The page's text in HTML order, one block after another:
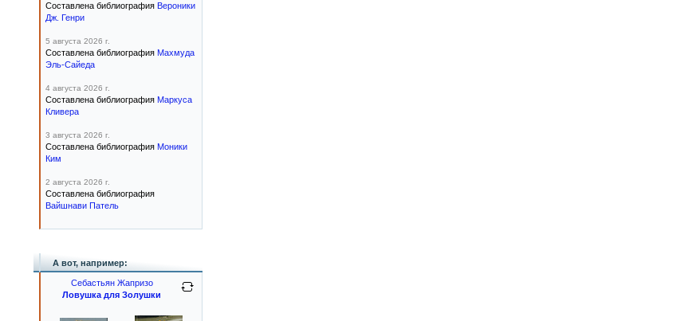
Составлена библиография Вероники
Дж. Генри
5 августа 2026 г.
Составлена библиография Махмуда
Эль-Сайеда
4 августа 2026 г.
Составлена библиография Маркуса
Кливера
3 августа 2026 г.
Составлена библиография Моники
Ким
2 августа 2026 г.
Составлена библиография
Вайшнави Патель
А вот, например:
Себастьян Жапризо
Ловушка для Золушки